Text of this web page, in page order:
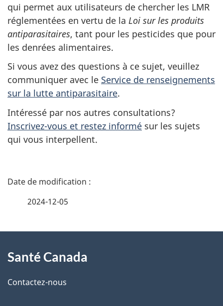
qui permet aux utilisateurs de chercher les LMR
réglementées en vertu de la Loi sur les produits
antiparasitaires, tant pour les pesticides que pour
les denrées alimentaires.
Si vous avez des questions à ce sujet, veuillez
communiquer avec le Service de renseignements
sur la lutte antiparasitaire.
Intéressé par nos autres consultations?
Inscrivez-vous et restez informé sur les sujets
qui vous interpellent.
D
i
l
2024-12-05
propos
de
Santé Canada
Contactez-nous